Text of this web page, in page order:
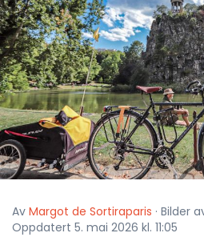
Av Margot de Sortiraparis · Bilder
Oppdatert 5. mai 2026 kl. 11:05